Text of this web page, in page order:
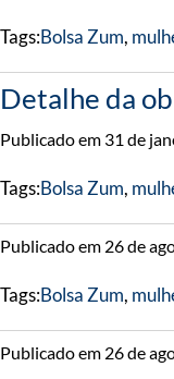
Tags:Bolsa Zum,
Detalhe da
Publicado em 31 de
Tags:Bolsa Zum,
Publicado em 26 de
Tags:Bolsa Zum,
Publicado em 26 de